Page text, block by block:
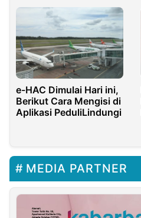
e-HAC Dimulai Hari ini,
Berikut Cara Mengisi di
Aplikasi PeduliLindungi
MEDIA PARTNER